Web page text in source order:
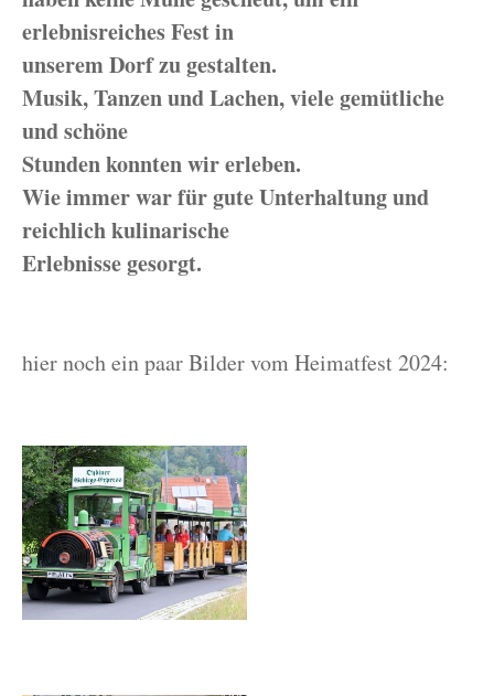
erlebnisreiches Fest in
unserem Dorf zu gestalten.
Musik, Tanzen und Lachen, viele gemütliche
und schöne
Stunden konnten wir erleben.
Wie immer war für gute Unterhaltung und
reichlich kulinarische
Erlebnisse gesorgt.
hier noch ein paar Bilder vom Heimatfest 2024: